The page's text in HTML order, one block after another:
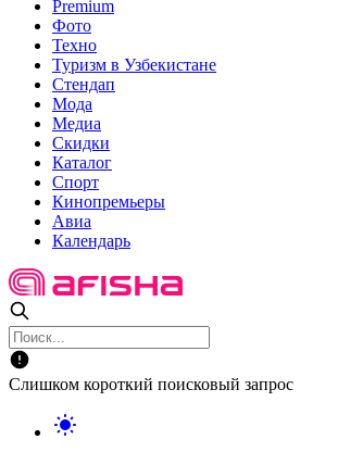
Premium
Фото
Техно
Туризм в Узбекистане
Стендап
Мода
Медиа
Скидки
Каталог
Спорт
Кинопремьеры
Авиа
Календарь
Слишком короткий поисковый запрос